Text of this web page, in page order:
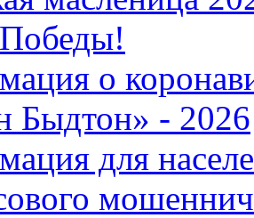
о
Быдтон» - 2026
для